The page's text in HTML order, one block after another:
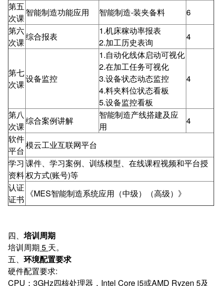
第五
次课
智能制造功能应用 智能制造-装夹备料
6
第六
次课
综合报表
1.机床稼动率报表
2.加工历史表询
4
第七
次课
设备监控
1.自动化线体启动可视化
2.在加工任务可视化
3.设备状态动态监控
4.料夹料位状态看板
5.设备监控看板
4
第八
次课
综合案例讲解
智能制造产线搭建及应
用
4
软件
平台
模云工业互联网平台
学习
资料
课件、学习案例、训练模型、在线课程视频和平台授
权方式(账号)等
认证
证书
《MES智能制造系统应用（中级）（高级）》
四、 培训周期
培训周期 5 天。
五、 环境配置要求
硬件配置要求:
CPU：3GHz四核处理器，Intel Core i5或AMD Ryzen 5及